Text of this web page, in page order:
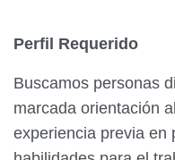
Perfil Requerido
Buscamos personas
marcada orientación
experiencia previa en